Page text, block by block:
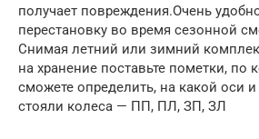
получает повреждения.Очень
перестановку во время сезонной
Снимая летний или зимний
на хранение поставьте пометки, по
сможете определить, на какой оси
стояли колеса — ПП, ПЛ, ЗП, ЗЛ